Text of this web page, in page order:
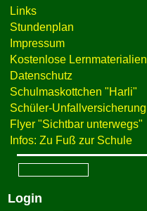
Links
Stundenplan
Impressum
Kostenlose Lernmaterialien
Datenschutz
Schulmaskottchen "Harli"
Schüler-Unfallversicherung
Flyer "Sichtbar unterwegs"
Infos: Zu Fuß zur Schule
Login